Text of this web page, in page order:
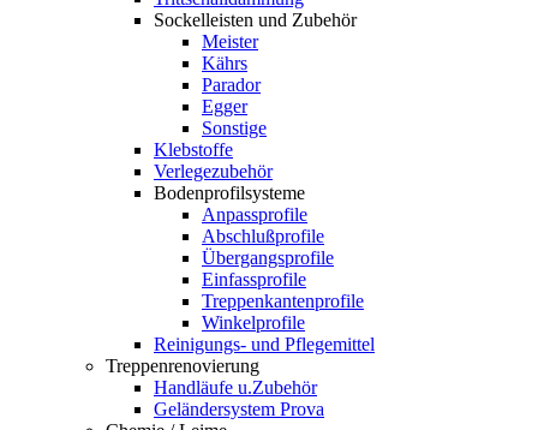
Sockelleisten und Zubehör
Meister
Kährs
Parador
Egger
Sonstige
Klebstoffe
Verlegezubehör
Bodenprofilsysteme
Anpassprofile
Abschlußprofile
Übergangsprofile
Einfassprofile
Treppenkantenprofile
Winkelprofile
Reinigungs- und Pflegemittel
Treppenrenovierung
Handläufe u.Zubehör
Geländersystem Prova